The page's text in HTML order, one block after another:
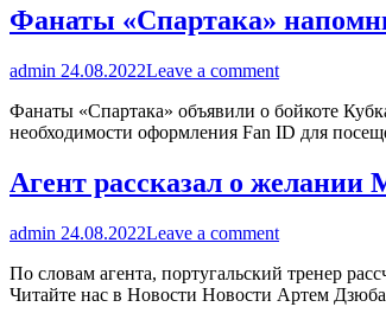
Фанаты «Спартака»
admin 24.08.2022Leave a comment
Фанаты «Спартака» объявили о бойкоте
необходимости оформления Fan ID для
Агент рассказал о
admin 24.08.2022Leave a comment
По словам агента, португальский тренер
Читайте нас в Новости Новости Артем